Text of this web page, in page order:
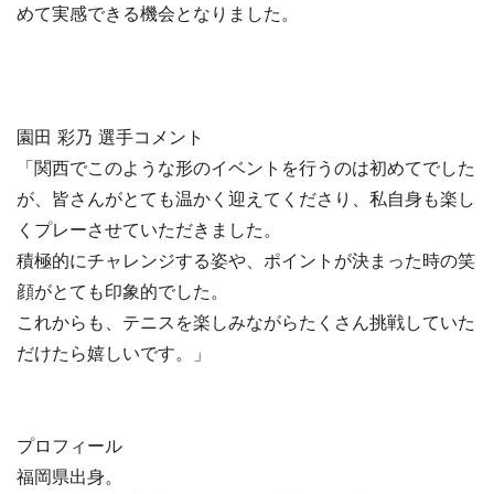
めて実感できる機会となりました。
園田 彩乃 選手コメント
「関西でこのような形のイベントを行うのは初めてでした
が、皆さんがとても温かく迎えてくださり、私自身も楽し
くプレーさせていただきました。
積極的にチャレンジする姿や、ポイントが決まった時の笑
顔がとても印象的でした。
これからも、テニスを楽しみながらたくさん挑戦していた
だけたら嬉しいです。」
プロフィール
福岡県出身。